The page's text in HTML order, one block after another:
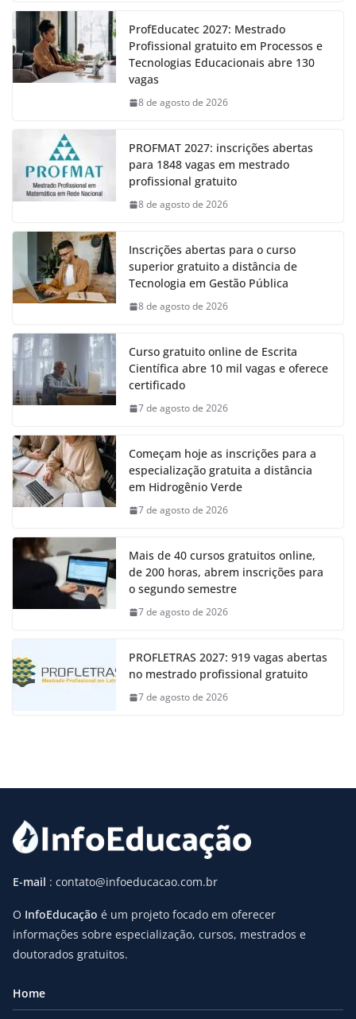
ProfEducatec 2027: Mestrado
Profissional gratuito em Processos e
Tecnologias Educacionais abre 130
vagas
8 de agosto de 2026
PROFMAT 2027: inscrições abertas
para 1848 vagas em mestrado
profissional gratuito
8 de agosto de 2026
Inscrições abertas para o curso
superior gratuito a distância de
Tecnologia em Gestão Pública
8 de agosto de 2026
Curso gratuito online de Escrita
Científica abre 10 mil vagas e oferece
certificado
7 de agosto de 2026
Começam hoje as inscrições para a
especialização gratuita a distância
em Hidrogênio Verde
7 de agosto de 2026
Mais de 40 cursos gratuitos online,
de 200 horas, abrem inscrições para
o segundo semestre
7 de agosto de 2026
PROFLETRAS 2027: 919 vagas abertas
no mestrado profissional gratuito
7 de agosto de 2026
E-mail : contato@infoeducacao.com.br
O InfoEducação é um projeto focado em oferecer
informações sobre especialização, cursos, mestrados e
doutorados gratuitos.
Home